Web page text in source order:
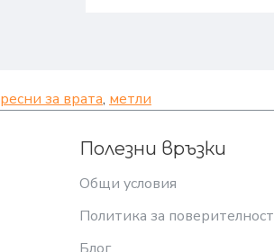
ресни за врата, метли
Полезни връзки
Общи условия
Политика за поверителност